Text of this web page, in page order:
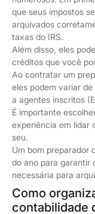
que seus impostos
arquivados
taxas do IRS.
Além disso, eles
créditos que você
Ao contratar um
eles podem variar
a agentes inscritos
É importante
experiência em lidar
seu.
Um bom preparador
do ano para garantir
necessária para
Como
contabilidade